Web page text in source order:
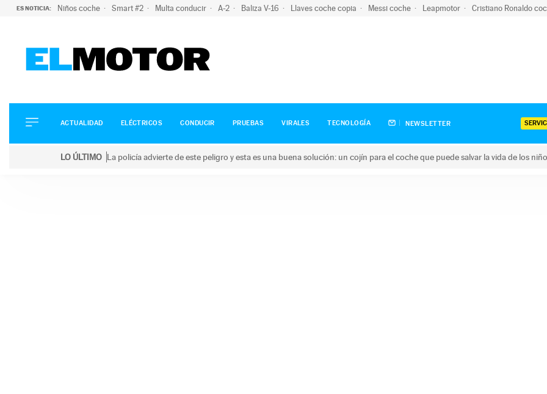
ES NOTICIA: Niños coche Smart #2 Multa conducir A-2 Baliza V-16 Llaves coche copia Messi coche Leapmotor Cristiano Ronaldo
ELÉCTRICOS
CONDUCIR
ACTUALIDAD ELÉCTRICOS CONDUCIR PRUEBAS VIRALES TECNOLOGÍA NEWSLETTER
LO ÚLTIMO La policía advierte de este peligro y esta es una buena solución: un cojín para el coche que puede salvar la vida de los